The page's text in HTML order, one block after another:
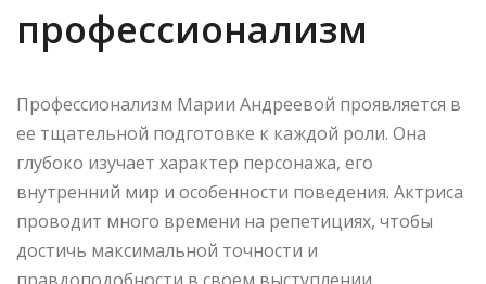
профессионализм
Профессионализм Марии Андреевой проявляется в
ее тщательной подготовке к каждой роли. Она
глубоко изучает характер персонажа, его
внутренний мир и особенности поведения. Актриса
проводит много времени на репетициях, чтобы
достичь максимальной точности и